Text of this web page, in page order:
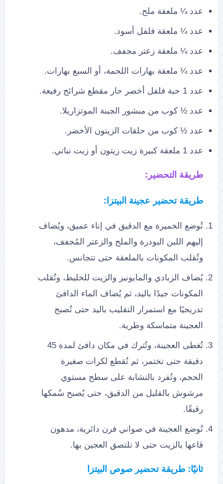
عدد ¼ ملعقة ملح.
عدد ¼ ملعقة فلفل أسود.
عدد ¼ ملعقة زعتر مجفف.
عدد ¼ ملعقة بهارات اللحمة، أو السبع بهارات.
عدد 1 حبة فلفل أخضر حار مقطع شرائح رفيعة.
عدد ½ كوب من مبشور الجبنة الموتزاريلا.
عدد ½ كوب من حلقات الزيتون الأخضر.
عدد 1 ملعقة كبيرة زيت زيتون أو زيت نباتي.
طريقة التحضير:
طريقة تحضير عجينة البيتزا:
تُوضع الخميرة مع الدقيق في إناء عميق، ويُضاف
إليهم اللبن البودرة والملح والزعتر المُجفف،
وتُقلب المكونات بالملعقة حتى تتجانس.
يُضاف الزبادي والمايونيز والزيت للخليط، وتُقلب
المكونات جيدًا باليد، ثم يُضاف الماء الدافئ
تدريجيًا مع استمرار التقليب باليد حتى تُصبح
العجينة متماسكة وطرية.
تُغطى العجينة، وتُترك في مكان دافئ لمدة 45
دقيقة حتى تختمر، ثم تُقطع لكرات صغيرة
الحجم، وتُفرد بالنشابة على سطح مستوي
مرشوش بالقليل من الدقيق، حتى يُصبح سُمكها
رقيقًا.
تُوضع العجينة في صواني فرن دائرية، مدهون
قاعها بالزيت حتى لا تلتصق العجين بها.
ثانيًا: طريقة تحضير صوص البيتزا